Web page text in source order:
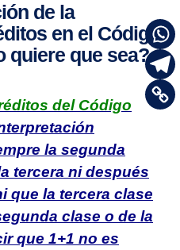
de la
en el Código
quiere que sea?
del Código
la segunda
tercera ni después
que la tercera clase
clase o de la
que 1+1 no es